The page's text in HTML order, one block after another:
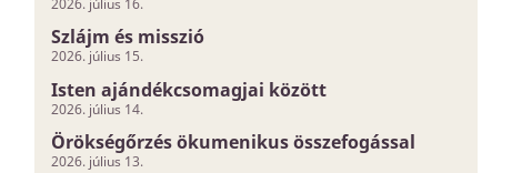
Szlájm és misszió
2026. július 15.
Isten ajándékcsomagjai között
2026. július 14.
Örökségőrzés ökumenikus összefogással
2026. július 13.